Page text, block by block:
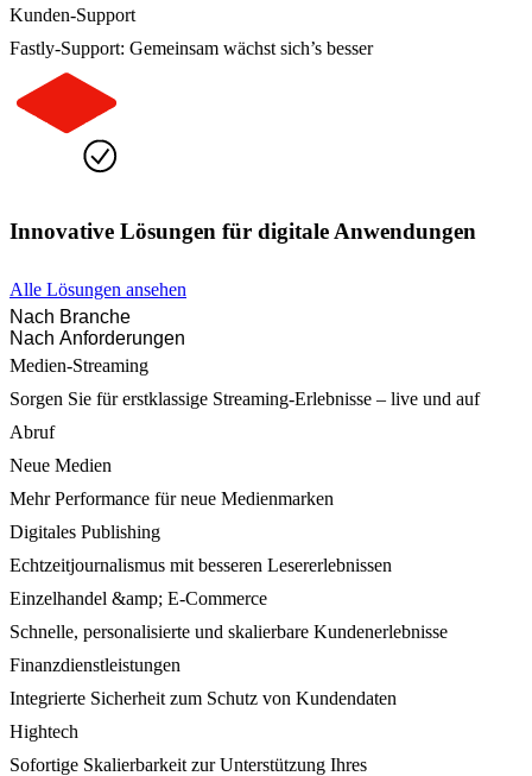
Kunden-Support
Fastly-Support: Gemeinsam wächst sich’s besser
Innovative Lösungen für digitale Anwendungen
Alle Lösungen ansehen
Nach Branche
Nach Anforderungen
Medien-Streaming
Sorgen Sie für erstklassige Streaming-Erlebnisse – live und auf
Abruf
Neue Medien
Mehr Performance für neue Medienmarken
Digitales Publishing
Echtzeitjournalismus mit besseren Lesererlebnissen
Einzelhandel &amp; E-Commerce
Schnelle, personalisierte und skalierbare Kundenerlebnisse
Finanzdienstleistungen
Integrierte Sicherheit zum Schutz von Kundendaten
Hightech
Sofortige Skalierbarkeit zur Unterstützung Ihres